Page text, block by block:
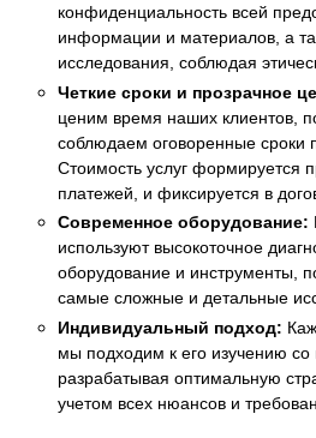
конфиденциальность всей
информации и материалов, а
исследования, соблюдая
Четкие сроки и прозрачное
ценим время наших клиентов,
соблюдаем оговоренные сроки
Стоимость услуг формируется
платежей, и фиксируется в
Современное оборудование:
используют высокоточное
оборудование и инструменты,
самые сложные и детальные
Индивидуальный подход:
мы подходим к его изучению со
разрабатывая оптимальную
учетом всех нюансов и